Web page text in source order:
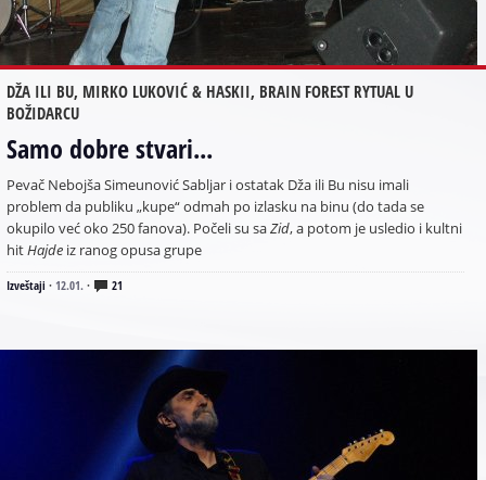
DŽA ILI BU, MIRKO LUKOVIĆ & HASKII, BRAIN FOREST RYTUAL U
BOŽIDARCU
Samo dobre stvari...
Pevač Nebojša Simeunović Sabljar i ostatak Dža ili Bu nisu imali
problem da publiku „kupe“ odmah po izlasku na binu (do tada se
okupilo već oko 250 fanova). Počeli su saZid, a potom je usledio i kultni
hitHajde iz ranog opusa grupe
Izveštaji · 12.01. · 21